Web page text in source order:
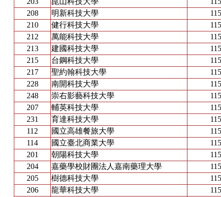
208
明新科技大學
210
健行科技大學
212
萬能科技大學
213
建國科技大學
215
台鋼科技大學
217
聖約翰科技大學
228
南開科技大學
248
崇右影藝科技大學
207
輔英科技大學
231
育達科技大學
112
國立高雄餐旅大學
114
國立臺北商業大學
201
朝陽科技大學
204
嘉藥學校財團法人嘉南藥理大學
205
樹德科技大學
206
龍華科技大學